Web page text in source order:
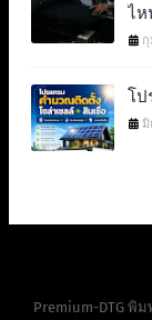
ไห
กุ
โป
มิ
Premium-DTG พิ